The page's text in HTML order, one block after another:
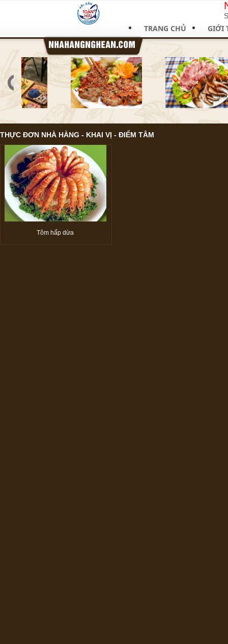
TRANG CHỦ GIỚI
THỰC ĐƠN NHÀ HÀNG - KHAI VỊ - ĐIỂM TÂM
Tôm hấp dừa